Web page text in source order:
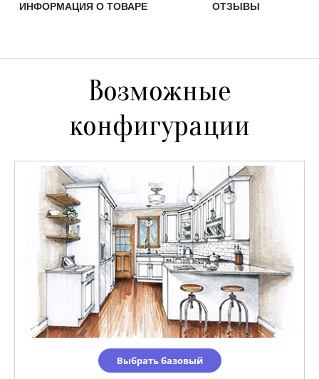
ИНФОРМАЦИЯ О ТОВАРЕ ОТЗЫВЫ
Возможные
конфигурации
Выбрать базовый